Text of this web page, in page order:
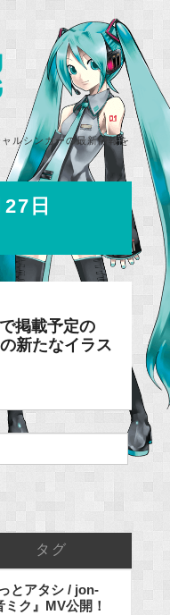
ルシンガーの最新情報を
日
掲載予定の
新たなイラス
タグ
とアタシ / jon-
ク』MV公開！